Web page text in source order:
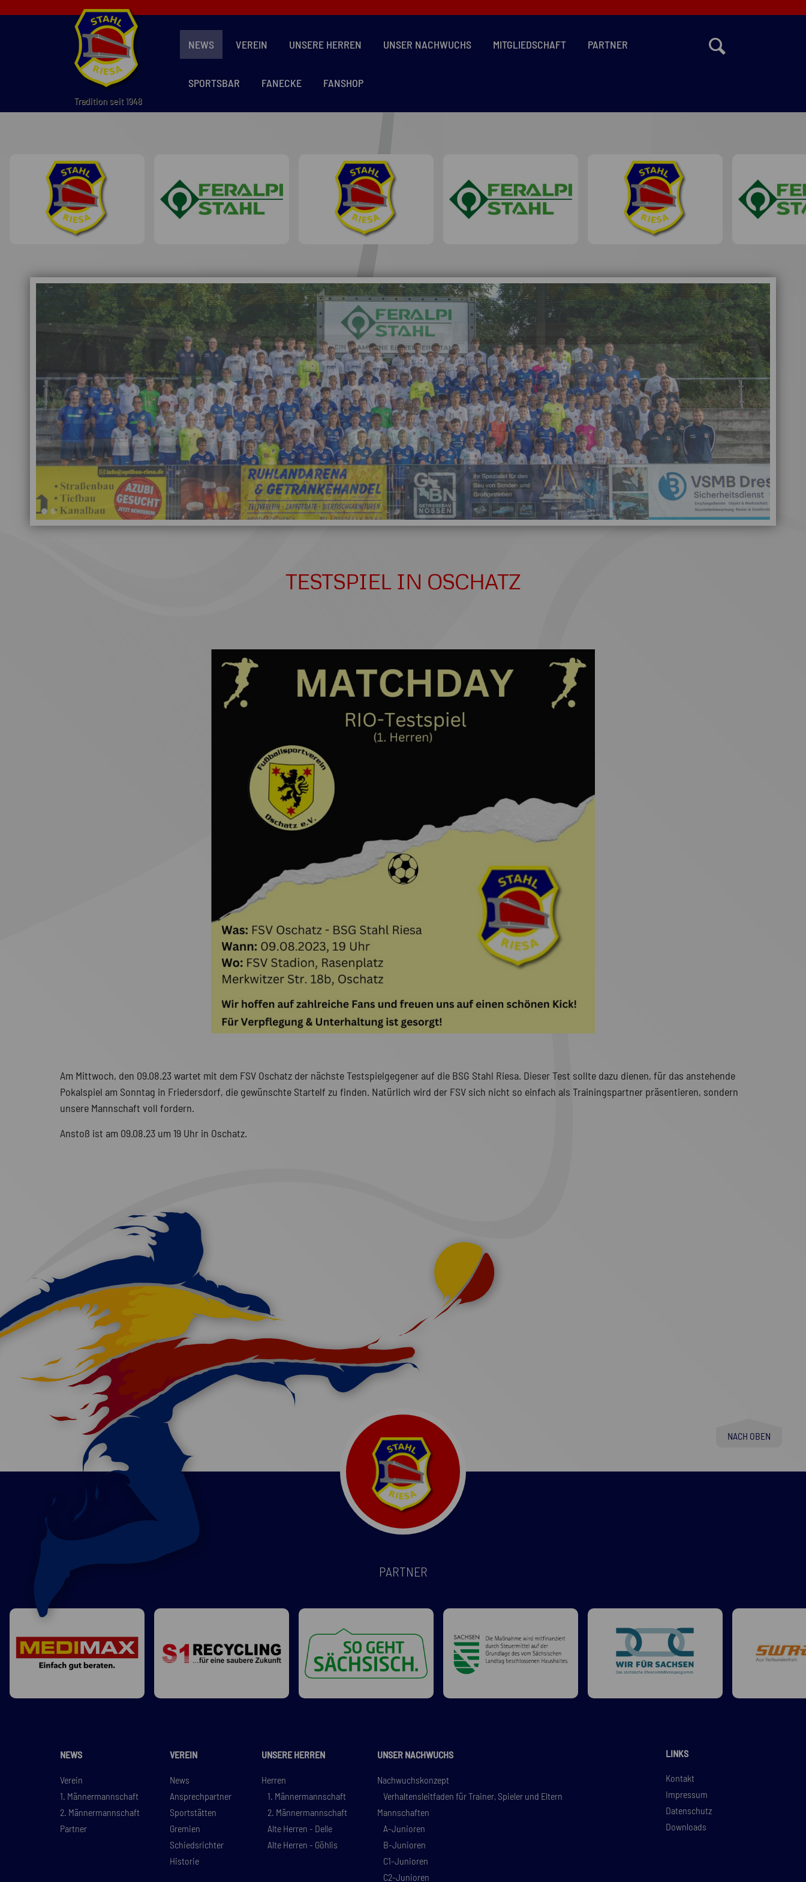
Tradition seit 1948
NEWS VEREIN UNSERE HERREN UNSER NACHWUCHS MITGLIEDSCHAFT PARTNER
SPORTSBAR FANECKE FANSHOP
TESTSPIEL IN OSCHATZ
Am Mittwoch, den 09.08.23 wartet mit dem FSV Oschatz der nächste Testspielgegener auf die BSG Stahl Riesa. Dieser Test sollte dazu dienen, für das anstehende
Pokalspiel am Sonntag in Friedersdorf, die gewünschte Startelf zu finden. Natürlich wird der FSV sich nicht so einfach als Trainingspartner präsentieren, sondern
unsere Mannschaft voll fordern.
Anstoß ist am 09.08.23 um 19 Uhr in Oschatz.
NACH OBEN
PARTNER
NEWS
Verein
1. Männermannschaft
2. Männermannschaft
Partner
VEREIN
News
Ansprechpartner
Sportstätten
Gremien
Schiedsrichter
Historie
UNSERE HERREN
Herren
1. Männermannschaft
2. Männermannschaft
Alte Herren - Delle
Alte Herren - Göhlis
UNSER NACHWUCHS
Nachwuchskonzept
Verhaltensleitfaden für Trainer, Spieler und Eltern
Mannschaften
A-Junioren
B-Junioren
C1-Junioren
C2-Junioren
LINKS
Kontakt
Impressum
Datenschutz
Downloads